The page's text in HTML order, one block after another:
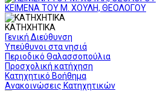
ΚΕΙΜΕΝΑ ΤΟΥ Μ. ΧΟΥΛΗ, ΘΕΟΛΟΓΟΥ
ΚΑΤΗΧΗΤΙΚΑ
Γενική Διεύθυνση
Υπεύθυνοι στα νησιά
Περιοδικό Θαλασσοπούλια
Προσχολική κατήχηση
Κατηχητικό Βοήθημα
Ανακοινώσεις Κατηχητικών